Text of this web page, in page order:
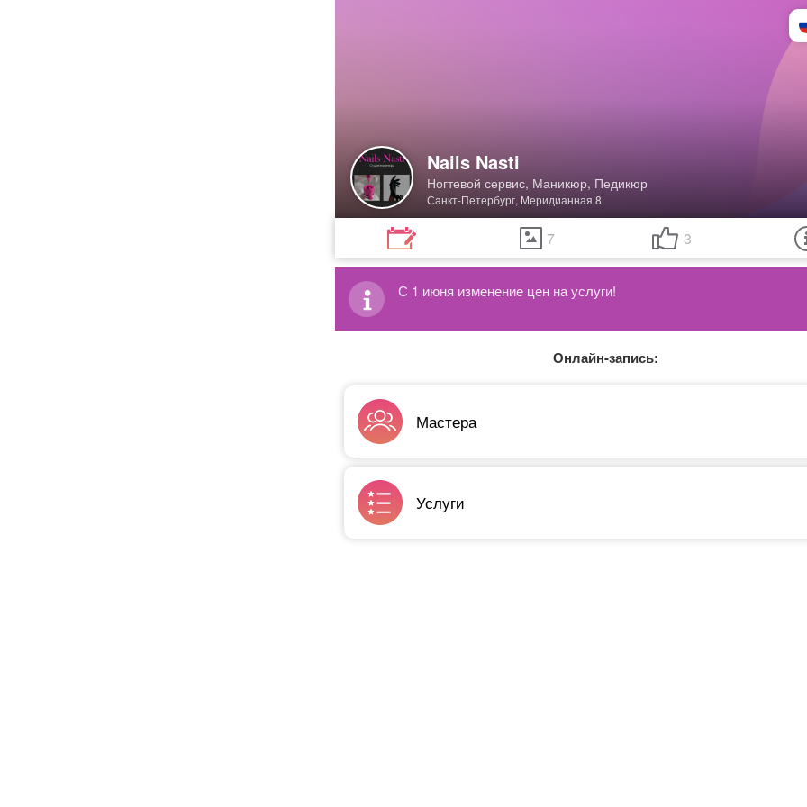
Nails Nasti
Ногтевой сервис, Маникюр, Педикюр
Санкт-Петербург, Меридианная 8
7 3
Онлайн-запись:
Мастера
Услуги